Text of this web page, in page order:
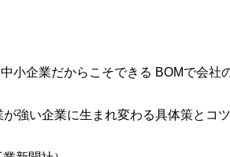
小企業だからこそできる BOMで会
強い企業に生まれ変わる具体策とコ